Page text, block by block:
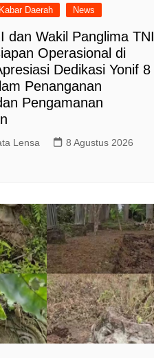
Kabar Daerah News
dan Wakil Panglima TNI
Operasional di
Dedikasi Yonif 8
Penanganan
Pengamanan
Lensa
8 Agustus 2026